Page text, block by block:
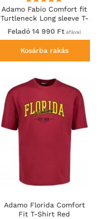
Adamo Fabio Comfort fit
Turtleneck Long sleeve T-
shirt White
Feladó 14 990 Ft áfával
Kosárba rakás
Adamo Florida Comfort
Fit T-Shirt Red